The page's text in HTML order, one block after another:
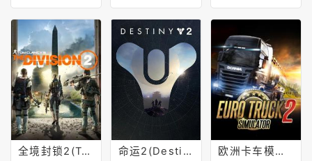
全境封锁2(Tom Clancy's The Division 2) 命运2(Destiny 2) 欧洲卡车模拟2(Euro Truck Simulator 2)